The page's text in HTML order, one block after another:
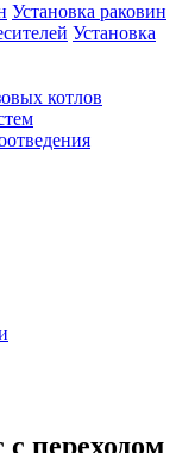
Установка раковин
Установка
котлов
переходом